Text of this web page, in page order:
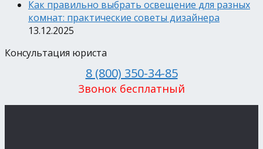
Как правильно выбрать освещение для разных
комнат: практические советы дизайнера
13.12.2025
Консультация юриста
8 (800) 350-34-85
Звонок бесплатный